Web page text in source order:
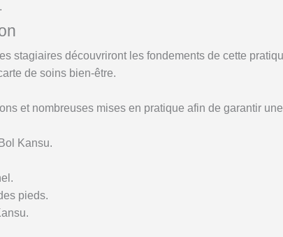
stagiaires découvriront les fondements de cette
de soins bien-être.
et nombreuses mises en pratique afin de garantir
Kansu.
pieds.